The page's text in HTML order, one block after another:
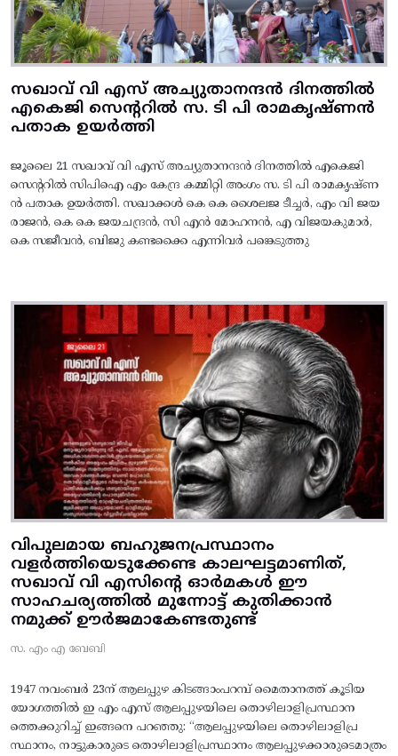
സഖാവ് വി എസ് അച്യുതാനന്ദൻ ദിനത്തിൽ
എകെജി സെന്ററിൽ സ. ടി പി രാമകൃഷ്‌ണൻ
പതാക ഉയർത്തി
ജൂലൈ 21 സഖാവ് വി എസ് അച്യുതാനന്ദൻ ദിനത്തിൽ എകെജി
സെന്ററിൽ സിപിഐ എം കേന്ദ്ര കമ്മിറ്റി അംഗം സ. ടി പി രാമകൃഷ്‌ണ
ൻ പതാക ഉയർത്തി. സഖാക്കൾ കെ കെ ശൈലജ ടീച്ചർ, എം വി ജയ
രാജൻ, കെ കെ ജയചന്ദ്രൻ, സി എൻ മോഹനൻ, എ വിജയകുമാർ,
കെ സജീവൻ, ബിജു കണ്ടക്കൈ എന്നിവർ പങ്കെടുത്തു
വിപുലമായ ബഹുജനപ്രസ്ഥാനം
വളർത്തിയെടുക്കേണ്ട കാലഘട്ടമാണിത്,
സഖാവ് വി എസിന്റെ ഓർമകൾ ഈ
സാഹചര്യത്തിൽ മുന്നോട്ട്‌ കുതിക്കാൻ
നമുക്ക് ഊർജമാകേണ്ടതുണ്ട്
സ. എം എ ബേബി
1947 നവംബർ 23ന് ആലപ്പുഴ കിടങ്ങാംപറമ്പ്‌ മൈതാനത്ത്‌ കൂടിയ
യോഗത്തിൽ ഇ എം എസ് ആലപ്പുഴയിലെ തൊഴിലാളിപ്രസ്ഥാന
ത്തെക്കുറിച്ച് ഇങ്ങനെ പറഞ്ഞു: “ആലപ്പുഴയിലെ തൊഴിലാളിപ്ര
സ്ഥാനം, നാട്ടുകാരുടെ തൊഴിലാളിപ്രസ്ഥാനം ആലപ്പുഴക്കാരുടെമാത്രം